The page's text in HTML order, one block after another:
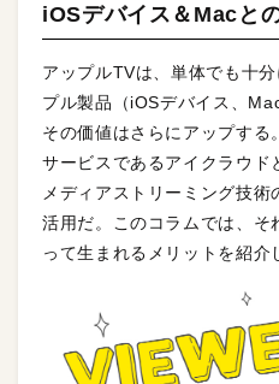
iOSデバイス＆Macと
アップルTVは、単体でも十
プル製品（iOSデバイス、
その価値はさらにアップする
サービスであるアイクラウド
メディアストリーミング技
活用だ。このコラムでは、そ
って生まれるメリットを紹介